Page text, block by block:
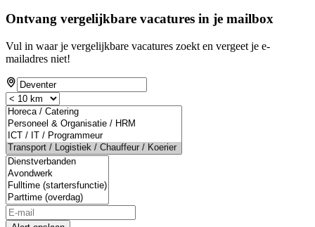
Ontvang vergelijkbare vacatures in je mailbox
Vul in waar je vergelijkbare vacatures zoekt en vergeet je e-
mailadres niet!
If
you
are
a
human,
ignore
this
field